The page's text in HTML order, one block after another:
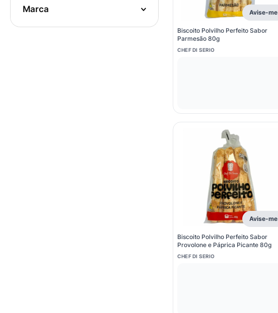
marca
Avise-me
Biscoito Polvilho Perfeito Sabor
Parmesão 80g
CHEF DI SERIO
Avise-me
Biscoito Polvilho Perfeito Sabor
Provolone e Páprica Picante 80g
CHEF DI SERIO